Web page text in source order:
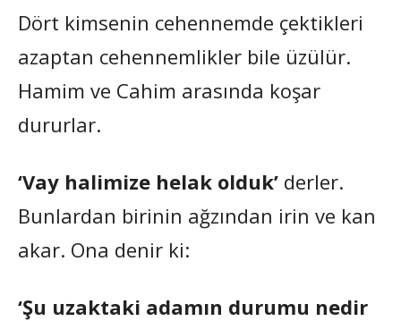
Dört kimsenin cehennemde çektikleri
azaptan cehennemlikler bile üzülür.
Hamim ve Cahim arasında koşar
dururlar.
‘Vay halimize helak olduk’ derler.
Bunlardan birinin ağzından irin ve kan
akar. Ona denir ki:
‘Şu uzaktaki adamın durumu nedir